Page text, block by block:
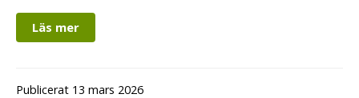
Läs mer
Publicerat 13 mars 2026